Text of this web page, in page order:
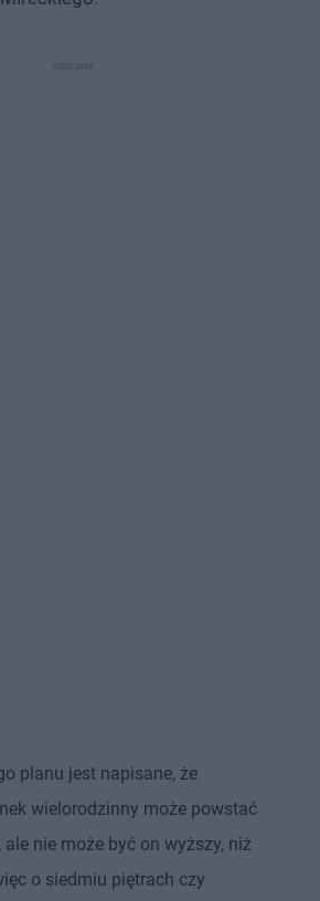
planu jest napisane, że
wielorodzinny może powstać
ale nie może być on wyższy, niż
o siedmiu piętrach czy